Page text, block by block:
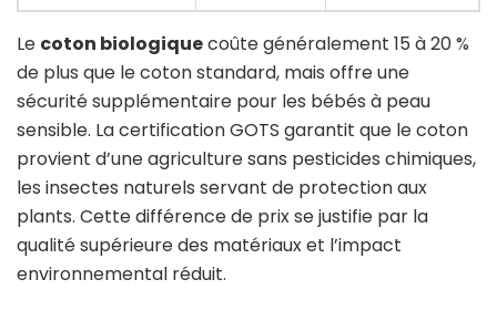
Le coton biologiquecoûte généralement 15 à 20 %
de plus que le coton standard, mais offre une
sécurité supplémentaire pour les bébés à peau
sensible. La certification GOTS garantit que le coton
provient d’une agriculture sans pesticides chimiques,
les insectes naturels servant de protection aux
plants. Cette différence de prix se justifie par la
qualité supérieure des matériaux et l’impact
environnemental réduit.